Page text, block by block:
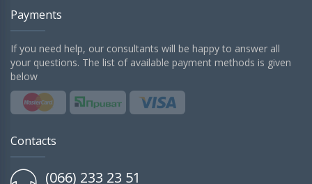
Payments
If you need help, our consultants will be happy to answer all
your questions. The list of available payment methods is given
below
Contacts
(066) 233 23 51